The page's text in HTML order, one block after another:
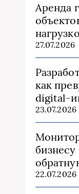
Аренда
27.07.2026
как
digital-
23.07.2026
22.07.2026